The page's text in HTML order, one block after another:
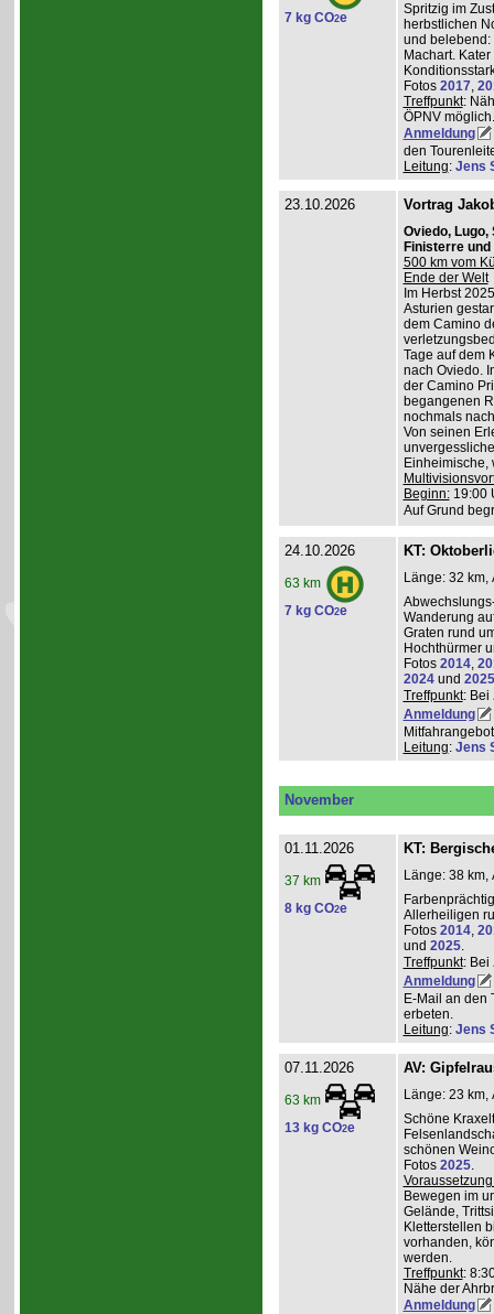
7 kg CO2e
Spritzig im
herbstlichen
und
Machart.
Fotos 2017,
Treffpunkt:
ÖPNV möglich.
Anmeldung
den
Leitung: Jens
23.10.2026 Vortrag
Oviedo, Lugo,
Finisterre und
500 km vom
Ende der Welt
Im Herbst
Asturien
dem Camino
Tage auf dem
nach Oviedo.
der Camino
begangenen
nochmals
Von seinen
Einheimische,
Beginn:19:00
Auf Grund
24.10.2026
63 km
7 kg CO2e
KT:
Länge: 32 km,
Wanderung
Graten rund
Hochthürmer
Fotos 2014,
2024und 2025
Treffpunkt: Bei
Anmeldung
Leitung: Jens
November
01.11.2026
37 km
8 kg CO2e
KT:
Länge: 38 km,
Allerheiligen
Fotos 2014,
und 2025.
Treffpunkt: Bei
Anmeldung
E-Mail an den
erbeten.
Leitung: Jens
07.11.2026
63 km
13 kg CO2e
AV:
Länge: 23 km,
Schöne
schönen
Fotos 2025.
Bewegen im
Gelände,
Kletterstellen
vorhanden,
werden.
Treffpunkt:
Nähe der
Anmeldung